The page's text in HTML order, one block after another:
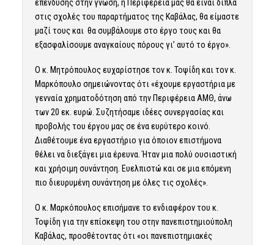
επένδυσης στην γνώση, η Περιφέρεια μας θα είναι δίπλα
στις σχολές του παραρτήματος της Καβάλας, θα είμαστε
μαζί τους και θα συμβάλουμε στο έργο τους και θα
εξασφαλίσουμε αναγκαίους πόρους γι’ αυτό το έργο».
Ο κ. Μητρόπουλος ευχαρίστησε τον κ. Τοψίδη και τον κ.
Μαρκόπουλο σημειώνοντας ότι «έχουμε εργαστήρια με
γενναία χρηματοδότηση από την Περιφέρεια ΑΜΘ, άνω
των 20 εκ. ευρώ. Συζητήσαμε ιδέες συνεργασίας και
προβολής του έργου μας σε ένα ευρύτερο κοινό.
Διαθέτουμε ένα εργαστήριο για όποιον επιστήμονα
θέλει να διεξάγει μια έρευνα. Ήταν μια πολύ ουσιαστική
και χρήσιμη συνάντηση. Ευελπιστώ και σε μια επόμενη
πιο διευρυμένη συνάντηση με όλες τις σχολές».
Ο κ. Μαρκόπουλος επισήμανε το ενδιαφέρον του κ.
Τοψίδη για την επίσκεψη του στην πανεπιστημιούπολη
Καβάλας, προσθέτοντας ότι «οι πανεπιστημιακές